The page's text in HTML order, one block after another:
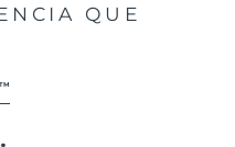
QUE
TM